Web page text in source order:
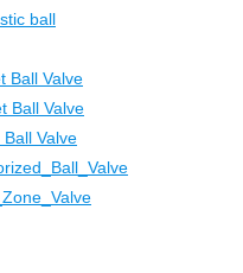
ball
Ball Valve
Ball Valve
Valve